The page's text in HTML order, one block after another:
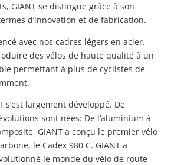
GIANT se distingue grâce à son
d’innovation et de fabrication.
avec nos cadres légers en acier.
des vélos de haute qualité à un
permettant à plus de cyclistes de
s’est largement développé. De
sont nées: De l’aluminium à
GIANT a conçu le premier vélo
le Cadex 980 C. GIANT a
le monde du vélo de route